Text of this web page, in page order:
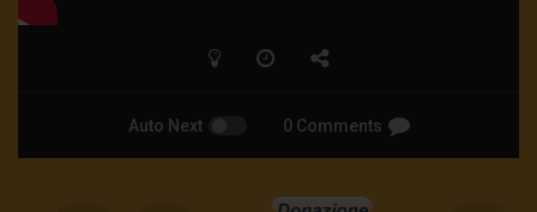
Auto Next 0 Comments